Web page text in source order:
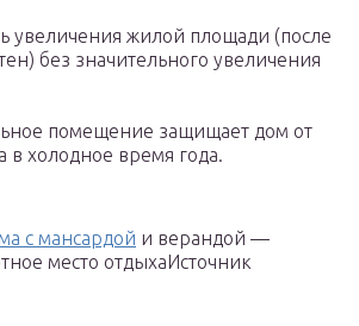
увеличения жилой площади (после
без значительного увеличения
помещение защищает дом от
в холодное время года.
с мансардой и верандой —
место отдыхаИсточник